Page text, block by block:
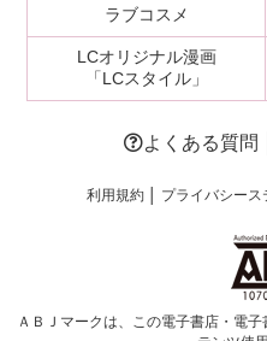
ラブコスメ
LCオリジナル漫画
「LCスタイル」
よくある質問
利用規約│ プライバシース
ＡＢＪマークは、この電子書店・電